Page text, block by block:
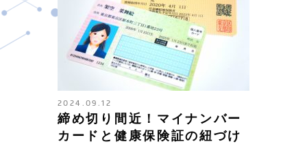
2024.09.12
締め切り間近！マイナンバー
カードと健康保険証の紐づけ